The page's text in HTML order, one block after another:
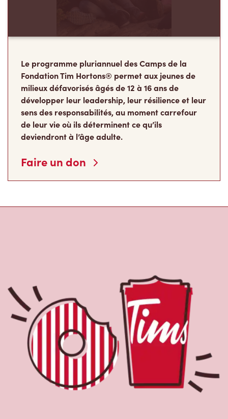
Fondation Tim Hortons® permet aux jeunes de
milieux défavorisés âgés de 12 à 16 ans de
développer leur leadership, leur résilience et leur
sens des responsabilités, au moment carrefour
de leur vie où ils déterminent ce qu’ils
deviendront à l’âge adulte.
Faire un don